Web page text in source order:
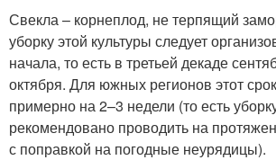
Свекла – корнеплод, не терпящий
уборку этой культуры следует
начала, то есть в третьей декаде
октября. Для южных регионов этот
примерно на 2–3 недели (то есть
рекомендовано проводить на
с поправкой на погодные неурядицы).